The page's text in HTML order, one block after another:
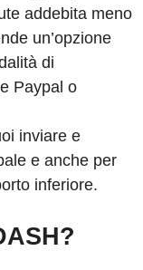
addebita meno
un’opzione
di
Paypal o
inviare e
e anche per
inferiore.